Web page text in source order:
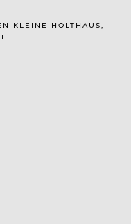
KLEINE HOLTHAUS,